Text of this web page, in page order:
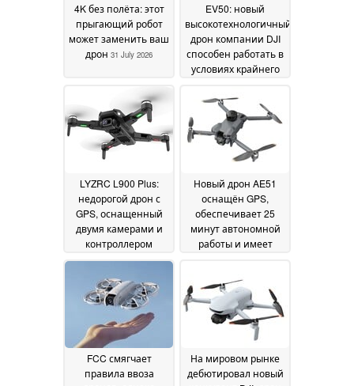
4K без полёта: этот
прыгающий робот
может заменить ваш
дрон 31 July 2026
EV50: новый
высокотехнологичный
дрон компании DJI
способен работать в
условиях крайнего
разреженного
воздуха11 July 2026
LYZRC L900 Plus:
недорогой дрон с
GPS, оснащенный
двумя камерами и
контроллером
дисплея10 July 2026
Новый дрон AE51
оснащён GPS,
обеспечивает 25
минут автономной
работы и имеет
— и всё это по цене
менее 100 долларов
23 June 2026
FCC смягчает
правила ввоза
На мировом рынке
дебютировал новый